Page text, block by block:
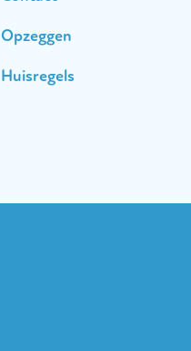
Opzeggen
Huisregels